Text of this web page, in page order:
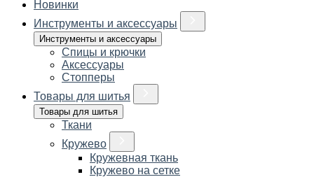
Новинки
Инструменты и аксессуары
Инструменты и аксессуары
Спицы и крючки
Аксессуары
Стопперы
Товары для шитья
Товары для шитья
Ткани
Кружево
Кружевная ткань
Кружево на сетке